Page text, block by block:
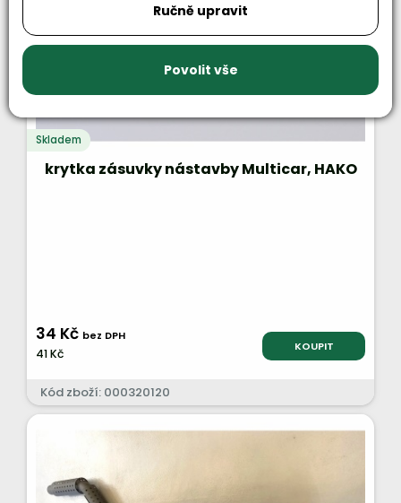
Ručně upravit
Povolit vše
Skladem
krytka zásuvky nástavby Multicar, HAKO
34 Kč bez DPH
41 Kč KOUPIT
Kód zboží: 000320120